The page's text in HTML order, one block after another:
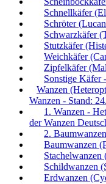
Schnellkäfer
Schröter
Schwarzkäfer
Stutzkäfer
Weichkäfer
Zipfelkäfer
Sonstige Käfer
Wanzen
Wanzen - Stand:
1. Wanzen -
der Wanzen
2.
Baumwanzen
Stachelwanzen
Schildwanzen
Erdwanzen